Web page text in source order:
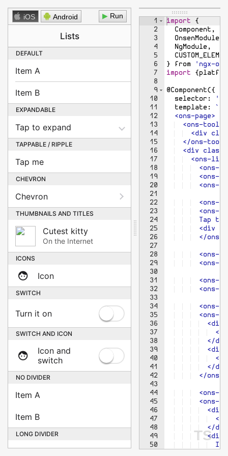
▶
iOS Android
app></
TS
1
2
3
4
5
6
7
8
9
10
11
12
13
14
15
16
17
18
19
20
21
22
23
24
25
26
27
28
29
30
31
32
33
34
35
36
37
38
39
40
41
42
43
44
45
46
47
48
49
50
import
{
Component ,
OnsenModule,
NgModule,
}
from
'ngx-
import
{
@Component({
selector :
template:
`
  <ons-page>
<ons-
<div
</ons-
<div
<ons-
<ons-
<ons-
<ons-
<ons-
<ons-
Tap to
<div
</ons-
<ons-
<ons-
<ons-
<ons-
<ons-
<ons-
<div
</
<div
</
</ons-
<ons-
<ons-
<div
</
<div